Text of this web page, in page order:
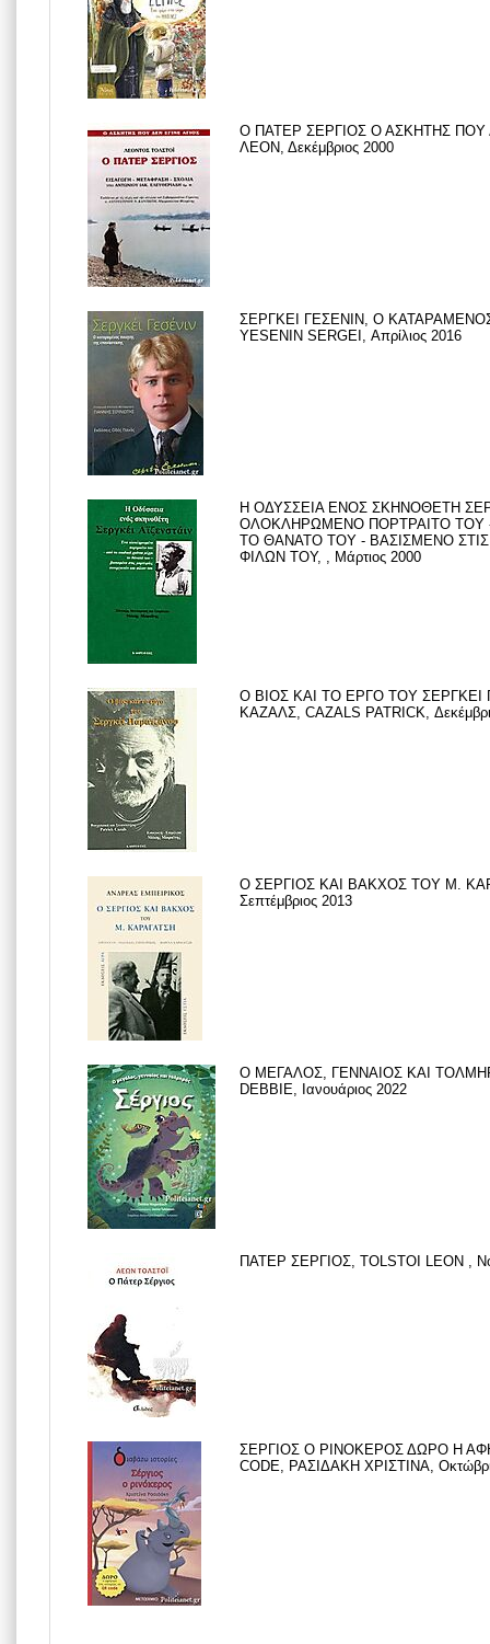
Ο ΠΑΤΕΡ ΣΕΡΓΙΟΣ Ο ΑΣΚΗΤΗΣ ΠΟΥ
ΛΕΟΝ, Δεκέμβριος 2000
ΣΕΡΓΚΕΙ ΓΕΣΕΝΙΝ, Ο
YESENIN SERGEI, Απρίλιος 2016
Η ΟΔΥΣΣΕΙΑ ΕΝΟΣ ΣΚΗΝΟΘΕΤΗ
ΟΛΟΚΛΗΡΩΜΕΝΟ ΠΟΡΤΡΑΙΤΟ ΤΟΥ -
ΤΟ ΘΑΝΑΤΟ ΤΟΥ - ΒΑΣΙΣΜΕΝΟ
ΦΙΛΩΝ ΤΟΥ, , Μάρτιος 2000
Ο ΒΙΟΣ ΚΑΙ ΤΟ ΕΡΓΟ ΤΟΥ
ΚΑΖΑΛΣ, CAZALS PATRICK,
Ο ΣΕΡΓΙΟΣ ΚΑΙ ΒΑΚΧΟΣ ΤΟΥ Μ.
Σεπτέμβριος 2013
Ο ΜΕΓΑΛΟΣ, ΓΕΝΝΑΙΟΣ ΚΑΙ
DEBBIE, Ιανουάριος 2022
ΠΑΤΕΡ ΣΕΡΓΙΟΣ, TOLSTOI LEON ,
ΣΕΡΓΙΟΣ Ο ΡΙΝΟΚΕΡΟΣ ΔΩΡΟ Η
CODE, ΡΑΣΙΔΑΚΗ ΧΡΙΣΤΙΝΑ,